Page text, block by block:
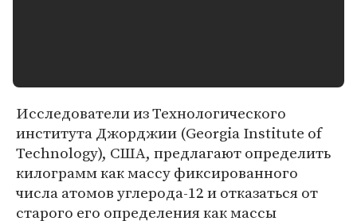
Исследователи из Технологического
института Джорджии (Georgia Institute of
Technology), США, предлагают определить
килограмм как массу фиксированного
числа атомов углерода-12 и отказаться от
старого его определения как массы